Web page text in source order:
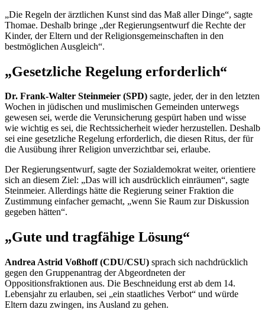
„Die Regeln der ärztlichen Kunst sind das Maß aller Dinge“, sagte
Thomae. Deshalb bringe „der Regierungsentwurf die Rechte der
Kinder, der Eltern und der Religionsgemeinschaften in den
bestmöglichen Ausgleich“.
„Gesetzliche Regelung erforderlich“
Dr. Frank-Walter Steinmeier (SPD) sagte, jeder, der in den letzten
Wochen in jüdischen und muslimischen Gemeinden unterwegs
gewesen sei, werde die Verunsicherung gespürt haben und wisse
wie wichtig es sei, die Rechtssicherheit wieder herzustellen. Deshalb
sei eine gesetzliche Regelung erforderlich, die diesen Ritus, der für
die Ausübung ihrer Religion unverzichtbar sei, erlaube.
Der Regierungsentwurf, sagte der Sozialdemokrat weiter, orientiere
sich an diesem Ziel: „Das will ich ausdrücklich einräumen“, sagte
Steinmeier. Allerdings hätte die Regierung seiner Fraktion die
Zustimmung einfacher gemacht, „wenn Sie Raum zur Diskussion
gegeben hätten“.
„Gute und tragfähige Lösung“
Andrea Astrid Voßhoff (CDU/CSU) sprach sich nachdrücklich
gegen den Gruppenantrag der Abgeordneten der
Oppositionsfraktionen aus. Die Beschneidung erst ab dem 14.
Lebensjahr zu erlauben, sei „ein staatliches Verbot“ und würde
Eltern dazu zwingen, ins Ausland zu gehen.